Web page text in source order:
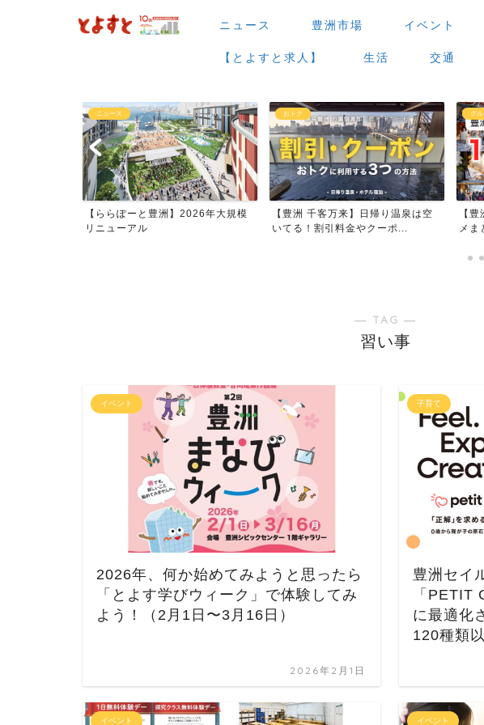
ニュース 豊洲市場 イベント
【とよすと求人】 生活 交通
【ららぽーと豊洲】2026年大規模
おトク
【豊洲 千客万来】日帰り温泉は空
いてる！割引料金やクーポ...
グルメ
【豊洲 千客万来
メまとめ
― TAG ―
習い事
イベント
2026年、何か始めてみようと思ったら
「とよす学びウィーク」で体験してみ
よう！（2月1日〜3月16日）
2026年2月1日
子育て
豊洲セイ
「PETIT
に最適化
120種類
イベント イベント